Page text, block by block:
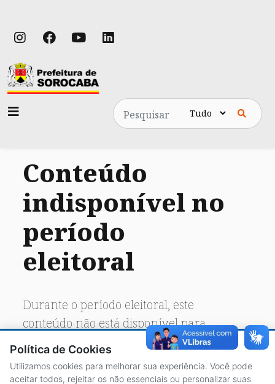
Pesquisa
Conteúdo
indisponível no
período
eleitoral
Durante o período eleitoral, este
conteúdo não está disponível para
acesso público.
Política de Cookies
Utilizamos cookies para melhorar sua experiência. Você pode
aceitar todos, rejeitar os não essenciais ou personalizar suas